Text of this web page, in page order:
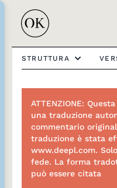
STRUTTURA
ATTENZIONE:
una traduzione
commentario
traduzione è stata
www.deepl.com.
fede. La forma
può essere citata